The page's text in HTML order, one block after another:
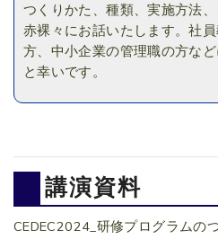
つくりかた、種類、実施方法
赤裸々にお話いたします。社
方、中小企業の管理職の方な
と幸いです。
講演資料
CEDEC2024_研修プログラムの